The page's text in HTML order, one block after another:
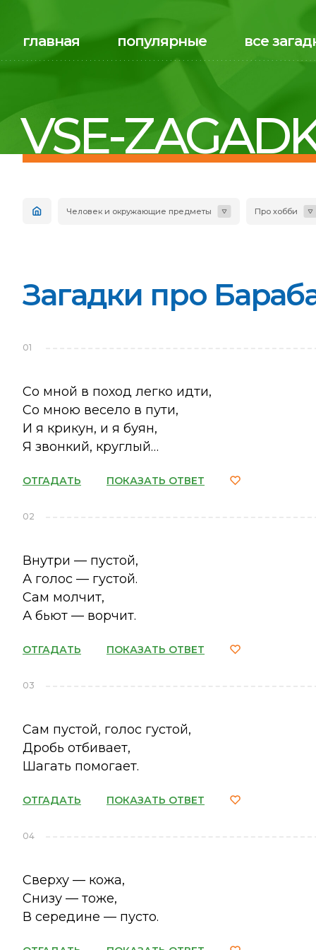
главная популярные все
VSE-
Человек и окружающие предметы Про хобби
Загадки про
01
Со мной в поход легко идти,
Со мною весело в пути,
И я крикун, и я буян,
Я звонкий, круглый…
ОТГАДАТЬ ПОКАЗАТЬ ОТВЕТ
02
Внутри — пустой,
А голос — густой.
Сам молчит,
А бьют — ворчит.
ОТГАДАТЬ ПОКАЗАТЬ ОТВЕТ
03
Сам пустой, голос густой,
Дробь отбивает,
Шагать помогает.
ОТГАДАТЬ ПОКАЗАТЬ ОТВЕТ
04
Сверху — кожа,
Снизу — тоже,
В середине — пусто.